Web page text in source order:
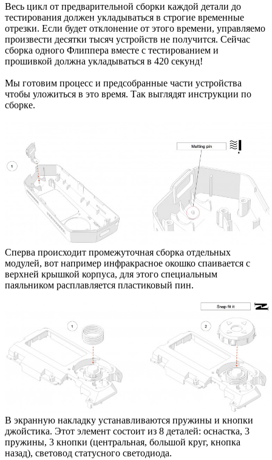
Весь цикл от предварительной сборки каждой детали до
тестирования должен укладываться в строгие временные
отрезки. Если будет отклонение от этого времени, управляемо
произвести десятки тысяч устройств не получится. Сейчас
сборка одного Флиппера вместе с тестированием и
прошивкой должна укладываться в 420 секунд!
Мы готовим процесс и предсобранные части устройства
чтобы уложиться в это время. Так выглядят инструкции по
сборке.
Сперва происходит промежуточная сборка отдельных
модулей, вот например инфракрасное окошко спаивается с
верхней крышкой корпуса, для этого специальным
паяльником расплавляется пластиковый пин.
В экранную накладку устанавливаются пружины и кнопки
джойстика. Этот элемент состоит из 8 деталей: оснастка, 3
пружины, 3 кнопки (центральная, большой круг, кнопка
назад), световод статусного светодиода.